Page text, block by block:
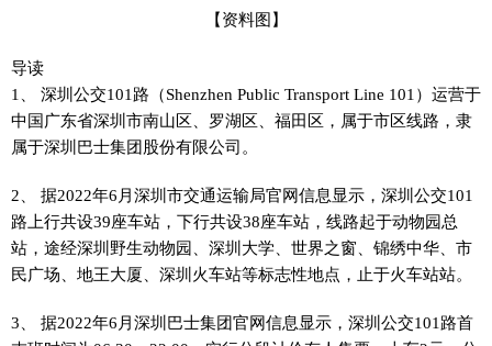
【资料图】
导读
1、 深圳公交101路（Shenzhen Public Transport Line 101）运营于
中国广东省深圳市南山区、罗湖区、福田区，属于市区线路，隶
属于深圳巴士集团股份有限公司。
2、 据2022年6月深圳市交通运输局官网信息显示，深圳公交101
路上行共设39座车站，下行共设38座车站，线路起于动物园总
站，途经深圳野生动物园、深圳大学、世界之窗、锦绣中华、市
民广场、地王大厦、深圳火车站等标志性地点，止于火车站站。
3、 据2022年6月深圳巴士集团官网信息显示，深圳公交101路首